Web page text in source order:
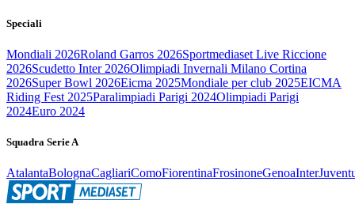
Speciali
Mondiali 2026Roland Garros 2026Sportmediaset Live Riccione
2026Scudetto Inter 2026Olimpiadi Invernali Milano Cortina
2026Super Bowl 2026Eicma 2025Mondiale per club 2025EICMA
Riding Fest 2025Paralimpiadi Parigi 2024Olimpiadi Parigi
2024Euro 2024
Squadra Serie A
AtalantaBolognaCagliariComoFiorentinaFrosinoneGenoaInter